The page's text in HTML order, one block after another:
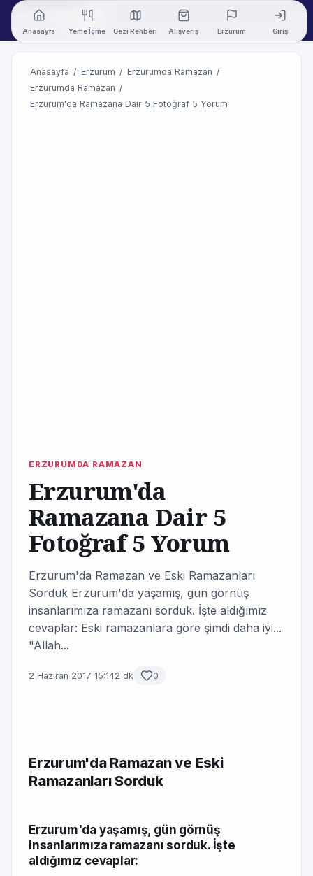
Anasayfa Yeme İçme Gezi Rehberi Alışveriş Erzurum Giriş
Anasayfa / Erzurum / Erzurumda Ramazan /
Erzurumda Ramazan /
Erzurum'da Ramazana Dair 5 Fotoğraf 5 Yorum
ERZURUMDA RAMAZAN
Erzurum'da
Ramazana Dair 5
Fotoğraf 5 Yorum
Erzurum'da Ramazan ve Eski Ramazanları
Sorduk Erzurum'da yaşamış, gün görnüş
insanlarımıza ramazanı sorduk. İşte aldığımız
cevaplar: Eski ramazanlara göre şimdi daha iyi...
"Allah...
2 Haziran 2017 15:142 dk 0
Erzurum'da Ramazan ve Eski
Ramazanları Sorduk
Erzurum'da yaşamış, gün görnüş
insanlarımıza ramazanı sorduk. İşte
aldığımız cevaplar: